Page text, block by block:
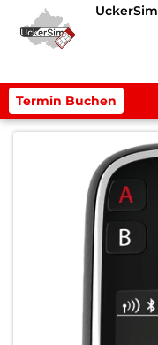
UckerSim
Termin Buchen